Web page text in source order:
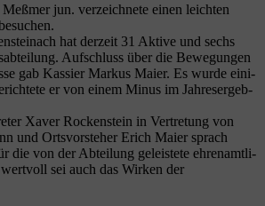
jun. ver­zeich­ne­te einen leich­ten
hat der­zeit 31 Akti­ve und sechs
Auf­schluss über die Bewe­gun­gen
gab Kas­sier Mar­kus Mai­er. Es wur­de eini­
er von einem Minus im Jah­res­er­geb­
Xaver Rocken­stein in Ver­tre­tung von
und Orts­vor­ste­her Erich Mai­er sprach
die von der Abtei­lung geleis­te­te ehren­amt­li­
sei auch das Wir­ken der